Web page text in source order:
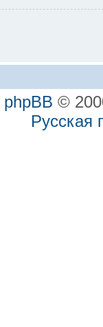
phpBB ©
Русская